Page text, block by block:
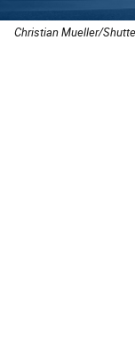
Christian Mueller/